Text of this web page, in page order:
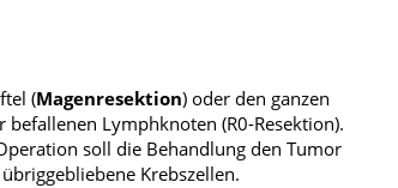
(Magenresektion) oder den ganzen
Lymphknoten (R0-Resektion).
soll die Behandlung den Tumor
Krebszellen.